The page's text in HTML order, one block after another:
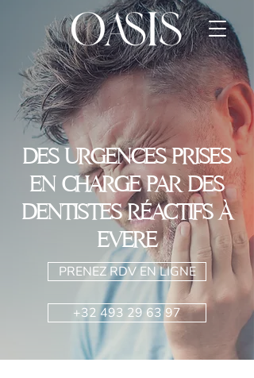
DES URGENCES PRISES
EN CHARGE PAR DES
DENTISTES RÉACTIFS À
EVERE
PRENEZ RDV EN LIGNE
+32 493 29 63 97